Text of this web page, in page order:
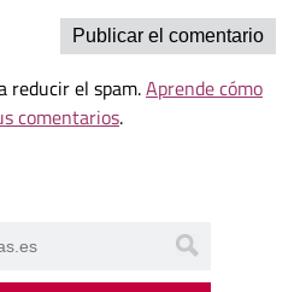
reducir el spam.Aprende cómo
comentarios.